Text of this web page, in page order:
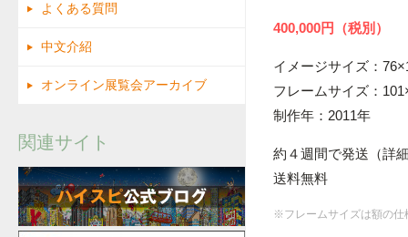
400,000円（税別）
イメージサイズ：
フレームサイズ：
制作年：2011年
約４週間で発送（詳
送料無料
※フレームサイズは額の仕
よくある質問
中文介紹
オンライン展覧会アーカイブ
関連サイト